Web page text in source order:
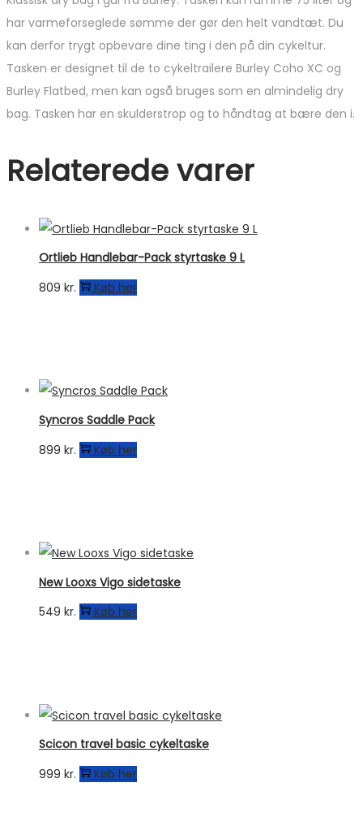
har varmeforseglede sømme der gør den helt vandtæt. Du
kan derfor trygt opbevare dine ting i den på din cykeltur.
Tasken er designet til de to cykeltrailere Burley Coho XC og
Burley Flatbed, men kan også bruges som en almindelig dry
bag. Tasken har en skulderstrop og to håndtag at bære den i.
Relaterede varer
Ortlieb Handlebar-Pack styrtaske 9 L
809 kr. Køb her
Syncros Saddle Pack
899 kr. Køb her
New Looxs Vigo sidetaske
549 kr. Køb her
Scicon travel basic cykeltaske
999 kr. Køb her